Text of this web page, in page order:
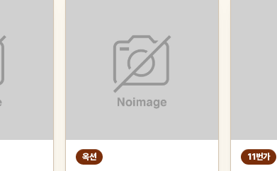
옥션 11번가